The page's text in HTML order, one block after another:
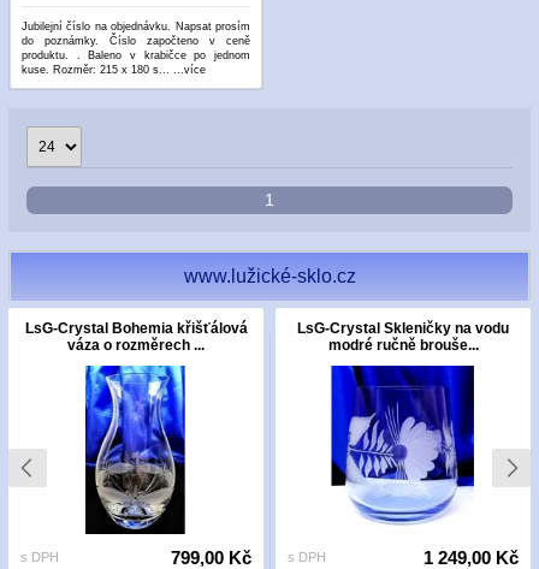
Jubilejní číslo na objednávku. Napsat prosím
do poznámky. Číslo započteno v ceně
produktu. . Baleno v krabičce po jednom
kuse. Rozměr: 215 x 180 s... ...více
1
www.lužické-sklo.cz
LsG-Crystal Bohemia křišťálová
váza o rozměrech ...
s DPH 799,00 Kč
LsG-Crystal Skleničky na vodu
modré ručně brouše...
s DPH 1 249,00 Kč